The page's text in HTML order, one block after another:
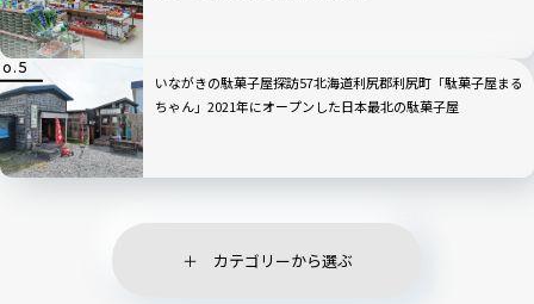
いながきの駄菓子屋探訪57北海道利尻郡利尻町「駄菓子屋まる
ちゃん」2021年にオープンした日本最北の駄菓子屋
カテゴリーから選ぶ